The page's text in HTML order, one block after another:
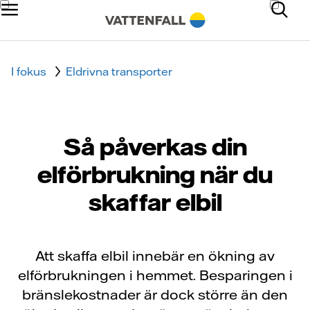
I fokus Eldrivna transporter
Så påverkas din
elförbrukning när du
skaffar elbil
Att skaffa elbil innebär en ökning av
elförbrukningen i hemmet. Besparingen i
bränslekostnader är dock större än den